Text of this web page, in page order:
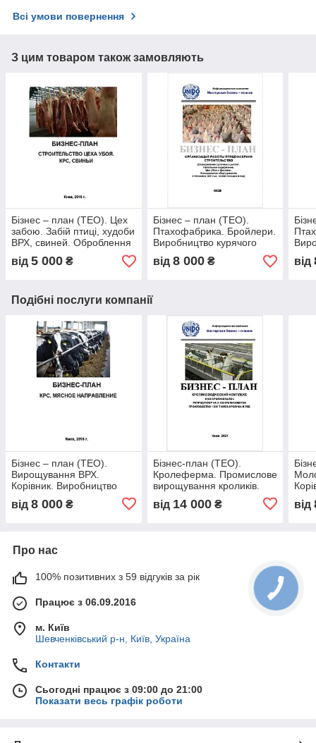
Всі умови повернення
З цим товаром також замовляють
Бізнес – план (ТЕО). Цех
забою. Забій птиці, худоби
ВРХ, свиней. Оброблення
туш. Субпродукти м'ясні.
Напівфабрикати
від 5 000 ₴
Бізнес – план (ТЕО).
Птахофабрика. Бройлери.
Виробництво курячого
м'яса і субпродуктів. Цех
забою та фасування
курчат. Підлогове
від 8 000₴ від
Подібні послуги компанії
Бізнес – план (ТЕО).
Вирощування ВРХ.
Корівник. Виробництво
М'ясний напрям. Голштин
від 8 000 ₴
Бізнес-план (ТЕО).
Кролеферма. Промислове
вирощування кроликів.
Виробництво кролятини.
Цех забою та фасування
від 14 000₴ від
Про нас
100% позитивних з 59 відгуків за рік
Працює з 06.09.2016
м. Київ
Шевченківський р-н, Київ, Україна
Контакти
Сьогодні працює з 09:00 до 21:00
Показати весь графік роботи